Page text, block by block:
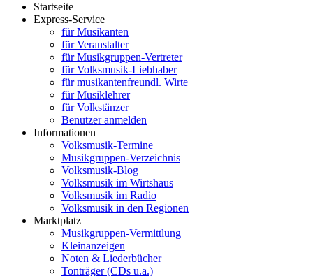
Startseite
Express-Service
für Musikanten
für Veranstalter
für Musikgruppen-Vertreter
für Volksmusik-Liebhaber
für musikantenfreundl. Wirte
für Musiklehrer
für Volkstänzer
Benutzer anmelden
Informationen
Volksmusik-Termine
Musikgruppen-Verzeichnis
Volksmusik-Blog
Volksmusik im Wirtshaus
Volksmusik im Radio
Volksmusik in den Regionen
Marktplatz
Musikgruppen-Vermittlung
Kleinanzeigen
Noten & Liederbücher
Tonträger (CDs u.a.)